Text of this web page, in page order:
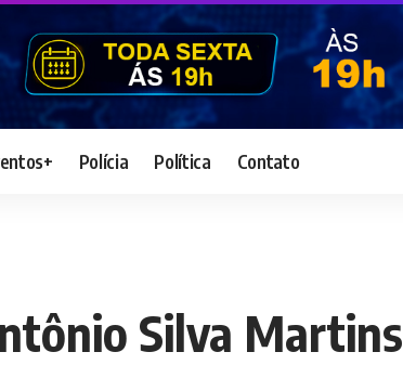
Polícia Política Contato
Silva Martins